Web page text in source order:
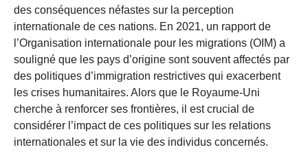
des conséquences néfastes sur la perception
internationale de ces nations. En 2021, un rapport de
l’Organisation internationale pour les migrations (OIM) a
souligné que les pays d’origine sont souvent affectés par
des politiques d’immigration restrictives qui exacerbent
les crises humanitaires. Alors que le Royaume-Uni
cherche à renforcer ses frontières, il est crucial de
considérer l’impact de ces politiques sur les relations
internationales et sur la vie des individus concernés.